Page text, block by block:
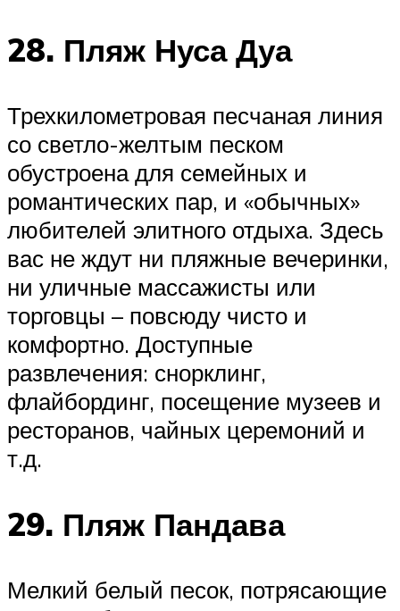
28. Пляж Нуса Дуа
Трехкилометровая песчаная линия
со светло-желтым песком
обустроена для семейных и
романтических пар, и «обычных»
любителей элитного отдыха. Здесь
вас не ждут ни пляжные вечеринки,
ни уличные массажисты или
торговцы – повсюду чисто и
комфортно. Доступные
развлечения: снорклинг,
флайбординг, посещение музеев и
ресторанов, чайных церемоний и
т.д.
29. Пляж Пандава
Мелкий белый песок, потрясающие